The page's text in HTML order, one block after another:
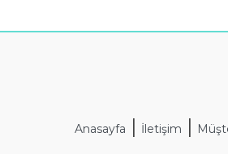
Anasayfa | İletişim |